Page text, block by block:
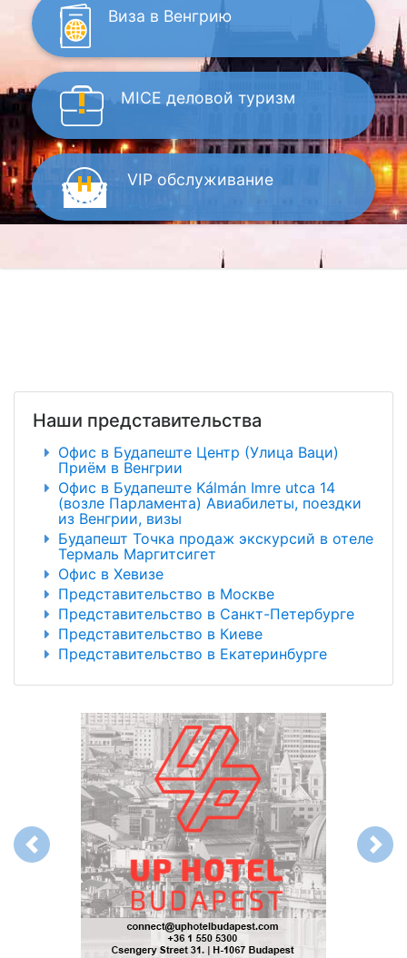
Виза в Венгрию
MICE деловой туризм
VIP обслуживание
Наши представительства
Офис в Будапеште Центр (Улица Ваци)
Приём в Венгрии
Офис в Будапеште Kálmán Imre utca 14
(возле Парламента) Авиабилеты, поездки
из Венгрии, визы
Будапешт Точка продаж экскурсий в отеле
Термаль Маргитсигет
Офис в Хевизе
Представительство в Москве
Представительство в Санкт-Петербурге
Представительство в Киеве
Представительство в Екатеринбурге
Previous Next